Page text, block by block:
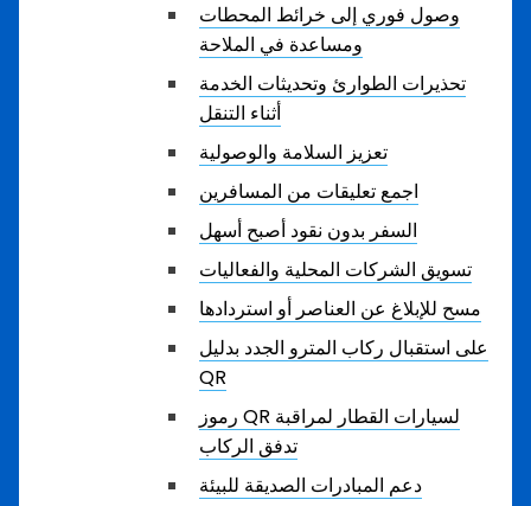
وصول فوري إلى خرائط المحطات
ومساعدة في الملاحة
تحذيرات الطوارئ وتحديثات الخدمة
أثناء التنقل
تعزيز السلامة والوصولية
اجمع تعليقات من المسافرين
السفر بدون نقود أصبح أسهل
تسويق الشركات المحلية والفعاليات
مسح للإبلاغ عن العناصر أو استردادها
على استقبال ركاب المترو الجدد بدليل
QR
رموز QR لسيارات القطار لمراقبة
تدفق الركاب
دعم المبادرات الصديقة للبيئة